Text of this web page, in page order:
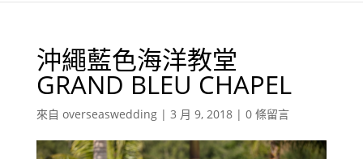
沖繩藍色海洋教堂
GRAND BLEU CHAPEL
來自 overseaswedding| 3 月 9, 2018| 0 條留言